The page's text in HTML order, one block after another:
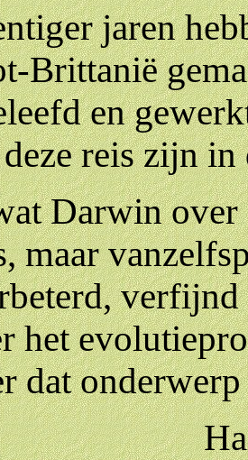
jaren
Brittanië
en
reis zijn
Darwin
maar
het
dat